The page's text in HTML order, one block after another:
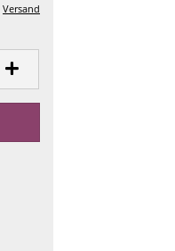
Versand